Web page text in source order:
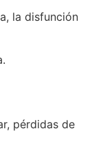
la disfunción
pérdidas de